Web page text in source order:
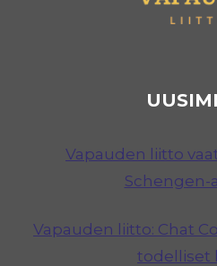
Vapauden liitto
Schengen-
Vapauden liitto: Chat
todelliset